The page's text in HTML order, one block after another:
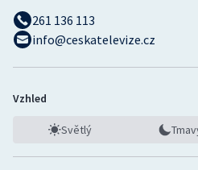
261 136 113
info@ceskatelevize.cz
Vzhled
Světlý